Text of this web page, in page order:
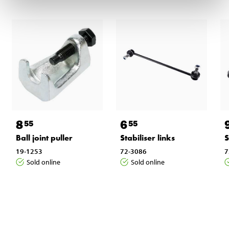
855
Ball joint puller
19-1253
Sold online
655
Stabiliser links
72-3086
Sold online